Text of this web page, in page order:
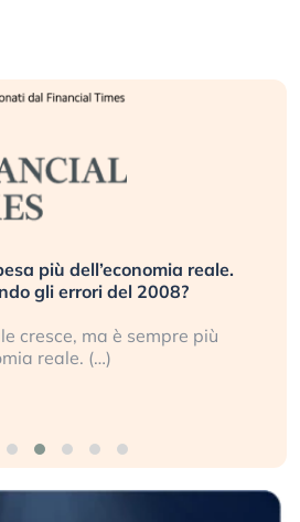
più dell’economia reale.
gli errori del 2008?
cresce, ma è sempre più
reale. (…)